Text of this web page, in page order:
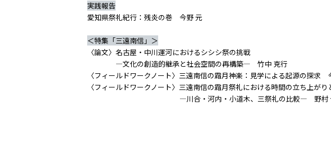
実践報告
愛知県祭礼紀行：残炎の巻 今野 元
＜特集「三遠南信」＞
〈論文〉名古屋・中川運河におけるシシシ祭の挑戦
―文化の創造的継承と社会空間の再構築― 竹中 克行
〈フィールドワークノート〉三遠南信の霜月神楽：見学による起源の探求
〈フィールドワークノート〉三遠南信の霜月祭礼における時間の立ち上がり
―川合・河内・小道木、三祭礼の比較― 野村